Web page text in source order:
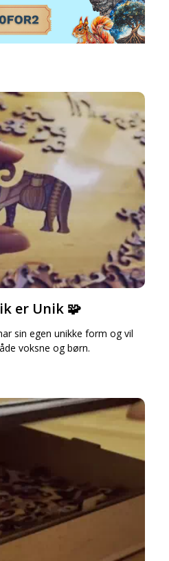
er Unik 🧩
sin egen unikke form og vil
voksne og børn.